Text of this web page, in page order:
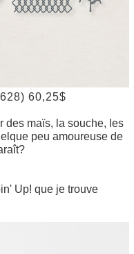
60,25$
des maïs, la souche, les
peu amoureuse de
Up! que je trouve